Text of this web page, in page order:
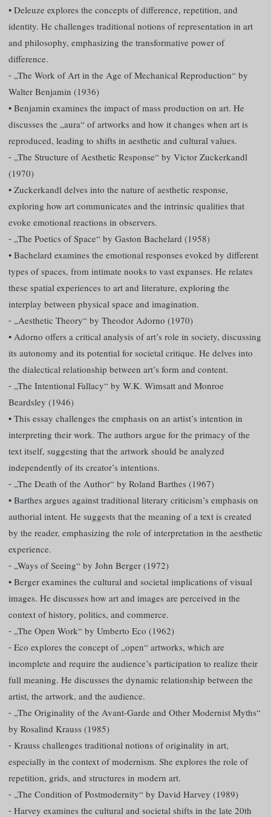
• Deleuze explores the concepts of difference, repetition, and
identity. He challenges traditional notions of representation in art
and philosophy, emphasizing the transformative power of
difference.
⁃ „The Work of Art in the Age of Mechanical Reproduction“ by
Walter Benjamin (1936)
• Benjamin examines the impact of mass production on art. He
discusses the „aura“ of artworks and how it changes when art is
reproduced, leading to shifts in aesthetic and cultural values.
⁃ „The Structure of Aesthetic Response“ by Victor Zuckerkandl
(1970)
• Zuckerkandl delves into the nature of aesthetic response,
exploring how art communicates and the intrinsic qualities that
evoke emotional reactions in observers.
⁃ „The Poetics of Space“ by Gaston Bachelard (1958)
• Bachelard examines the emotional responses evoked by different
types of spaces, from intimate nooks to vast expanses. He relates
these spatial experiences to art and literature, exploring the
interplay between physical space and imagination.
⁃ „Aesthetic Theory“ by Theodor Adorno (1970)
• Adorno offers a critical analysis of art’s role in society, discussing
its autonomy and its potential for societal critique. He delves into
the dialectical relationship between art’s form and content.
⁃ „The Intentional Fallacy“ by W.K. Wimsatt and Monroe
Beardsley (1946)
• This essay challenges the emphasis on an artist’s intention in
interpreting their work. The authors argue for the primacy of the
text itself, suggesting that the artwork should be analyzed
independently of its creator’s intentions.
⁃ „The Death of the Author“ by Roland Barthes (1967)
• Barthes argues against traditional literary criticism’s emphasis on
authorial intent. He suggests that the meaning of a text is created
by the reader, emphasizing the role of interpretation in the aesthetic
experience.
⁃ „Ways of Seeing“ by John Berger (1972)
• Berger examines the cultural and societal implications of visual
images. He discusses how art and images are perceived in the
context of history, politics, and commerce.
⁃ „The Open Work“ by Umberto Eco (1962)
⁃ Eco explores the concept of „open“ artworks, which are
incomplete and require the audience’s participation to realize their
full meaning. He discusses the dynamic relationship between the
artist, the artwork, and the audience.
⁃ „The Originality of the Avant-Garde and Other Modernist Myths“
by Rosalind Krauss (1985)
⁃ Krauss challenges traditional notions of originality in art,
especially in the context of modernism. She explores the role of
repetition, grids, and structures in modern art.
⁃ „The Condition of Postmodernity“ by David Harvey (1989)
⁃ Harvey examines the cultural and societal shifts in the late 20th